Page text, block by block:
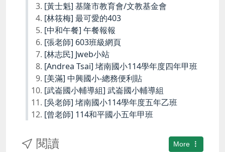
[黃士魁] 基隆市教育會/文教基金會
[林筱梅] 最可愛的403
[中和午餐] 午餐報報
[張老師] 603班級網頁
[林志民] Jweb小站
[Andrea Tsai] 堵南國小114學年度四年甲班
[美滿] 中興國小-總務便利貼
[武崙國小輔導組] 武崙國小輔導組
[吳老師] 堵南國小114學年度五年乙班
[曾老師] 114和平國小五年甲班
More
閱讀